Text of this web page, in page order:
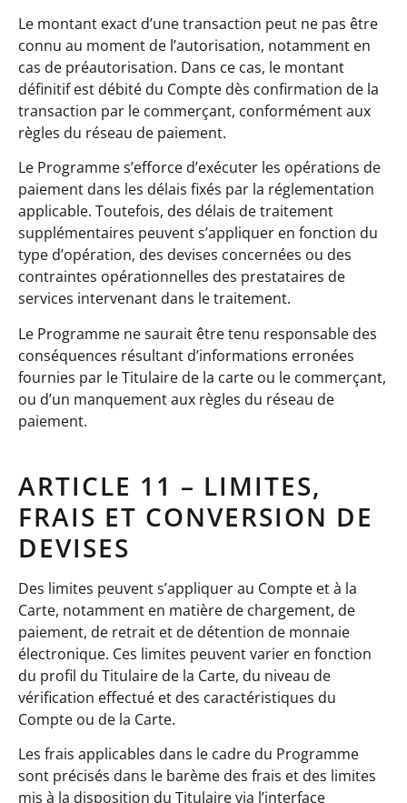
Le montant exact d’une transaction peut ne pas être
connu au moment de l’autorisation, notamment en
cas de préautorisation. Dans ce cas, le montant
définitif est débité du Compte dès confirmation de la
transaction par le commerçant, conformément aux
règles du réseau de paiement.
Le Programme s’efforce d’exécuter les opérations de
paiement dans les délais fixés par la réglementation
applicable. Toutefois, des délais de traitement
supplémentaires peuvent s’appliquer en fonction du
type d’opération, des devises concernées ou des
contraintes opérationnelles des prestataires de
services intervenant dans le traitement.
Le Programme ne saurait être tenu responsable des
conséquences résultant d’informations erronées
fournies par le Titulaire de la carte ou le commerçant,
ou d’un manquement aux règles du réseau de
paiement.
ARTICLE 11 – LIMITES,
FRAIS ET CONVERSION DE
DEVISES
Des limites peuvent s’appliquer au Compte et à la
Carte, notamment en matière de chargement, de
paiement, de retrait et de détention de monnaie
électronique. Ces limites peuvent varier en fonction
du profil du Titulaire de la Carte, du niveau de
vérification effectué et des caractéristiques du
Compte ou de la Carte.
Les frais applicables dans le cadre du Programme
sont précisés dans le barème des frais et des limites
mis à la disposition du Titulaire via l’interface